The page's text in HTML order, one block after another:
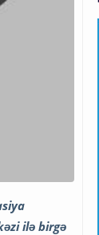
ilə birgə